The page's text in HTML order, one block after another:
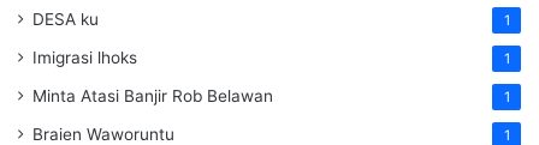
DESA ku 1
Imigrasi lhoks 1
Minta Atasi Banjir Rob Belawan 1
Braien Waworuntu 1